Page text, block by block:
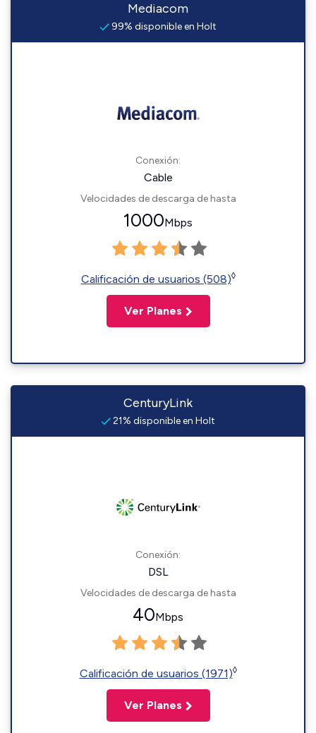
Mediacom
99% disponible en Holt
Conexión:
Cable
Velocidades de descarga de hasta
1000Mbps
Calificación de usuarios (508)◊
Ver Planes
CenturyLink
21% disponible en Holt
Conexión:
DSL
Velocidades de descarga de hasta
40Mbps
Calificación de usuarios (1971)◊
Ver Planes